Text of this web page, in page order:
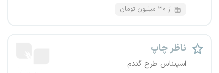
از ۳۰ میلیون تومان
ناظر چاپ
اسپیناس طرح گندم